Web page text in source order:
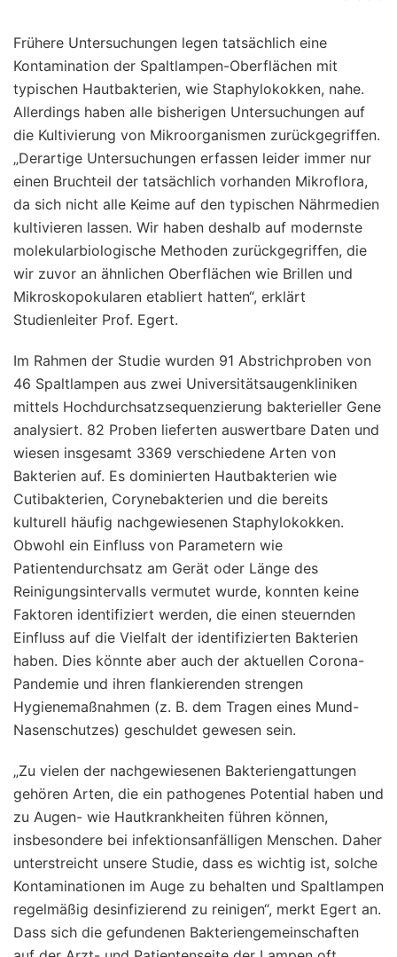
Frühere Untersuchungen legen tatsächlich eine
Kontamination der Spaltlampen-Oberflächen mit
typischen Hautbakterien, wie Staphylokokken, nahe.
Allerdings haben alle bisherigen Untersuchungen auf
die Kultivierung von Mikroorganismen zurückgegriffen.
„Derartige Untersuchungen erfassen leider immer nur
einen Bruchteil der tatsächlich vorhanden Mikroflora,
da sich nicht alle Keime auf den typischen Nährmedien
kultivieren lassen. Wir haben deshalb auf modernste
molekularbiologische Methoden zurückgegriffen, die
wir zuvor an ähnlichen Oberflächen wie Brillen und
Mikroskopokularen etabliert hatten“, erklärt
Studienleiter Prof. Egert.
Im Rahmen der Studie wurden 91 Abstrichproben von
46 Spaltlampen aus zwei Universitätsaugenkliniken
mittels Hochdurchsatzsequenzierung bakterieller Gene
analysiert. 82 Proben lieferten auswertbare Daten und
wiesen insgesamt 3369 verschiedene Arten von
Bakterien auf. Es dominierten Hautbakterien wie
Cutibakterien, Corynebakterien und die bereits
kulturell häufig nachgewiesenen Staphylokokken.
Obwohl ein Einfluss von Parametern wie
Patientendurchsatz am Gerät oder Länge des
Reinigungsintervalls vermutet wurde, konnten keine
Faktoren identifiziert werden, die einen steuernden
Einfluss auf die Vielfalt der identifizierten Bakterien
haben. Dies könnte aber auch der aktuellen Corona-
Pandemie und ihren flankierenden strengen
Hygienemaßnahmen (z. B. dem Tragen eines Mund-
Nasenschutzes) geschuldet gewesen sein.
„Zu vielen der nachgewiesenen Bakteriengattungen
gehören Arten, die ein pathogenes Potential haben und
zu Augen- wie Hautkrankheiten führen können,
insbesondere bei infektionsanfälligen Menschen. Daher
unterstreicht unsere Studie, dass es wichtig ist, solche
Kontaminationen im Auge zu behalten und Spaltlampen
regelmäßig desinfizierend zu reinigen“, merkt Egert an.
Dass sich die gefundenen Bakteriengemeinschaften